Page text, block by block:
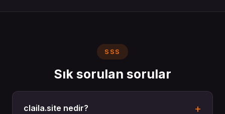
SSS
Sık sorulan sorular
claila.site nedir?